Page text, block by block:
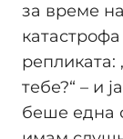
за време
тебе?“ – и
беше една